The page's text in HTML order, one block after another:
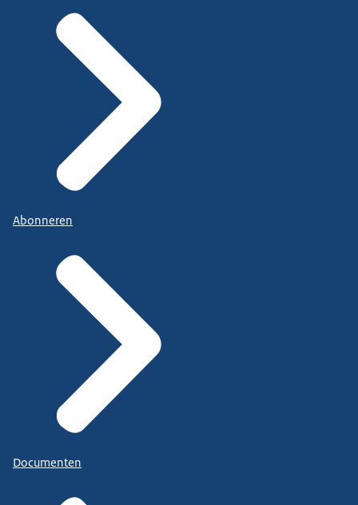
Abonneren
Documenten